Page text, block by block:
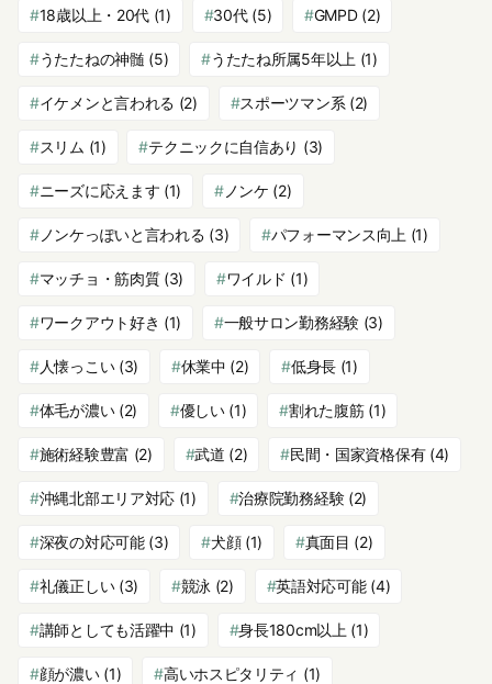
18歳以上・20代 (1) 30代(5) GMPD(2)
うたたねの神髄 (5) うたたね所属5年以上 (1)
イケメンと言われる (2) スポーツマン系 (2)
スリム (1) テクニックに自信あり (3)
ニーズに応えます (1) ノンケ (2)
ノンケっぽいと言われる (3) パフォーマンス向上 (1)
マッチョ・筋肉質(3) ワイルド (1)
ワークアウト好き (1) 一般サロン勤務経験(3)
人懐っこい(3) 休業中 (2) 低身長 (1)
体毛が濃い(2) 優しい(1) 割れた腹筋(1)
施術経験豊富 (2) 武道 (2) 民間・国家資格保有(4)
沖縄北部エリア対応 (1) 治療院勤務経験(2)
深夜の対応可能(3) 犬顔(1) 真面目 (2)
礼儀正しい(3) 競泳 (2) 英語対応可能(4)
講師としても活躍中 (1) 身長180cm以上 (1)
顔が濃い(1) 高いホスピタリティ (1)